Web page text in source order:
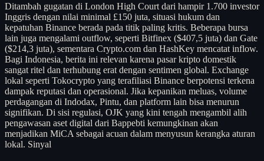
Ditambah gugatan di London High Court dari hampir 1.700 investor
Inggris dengan nilai minimal £150 juta, situasi hukum dan
kepatuhan Binance berada pada titik paling kritis. Beberapa bursa
lain juga mengalami outflow, seperti Bitfinex ($407,5 juta) dan Gate
($214,3 juta), sementara Crypto.com dan HashKey mencatat inflow.
Bagi Indonesia, berita ini relevan karena pasar kripto domestik
sangat ritel dan terhubung erat dengan sentimen global. Exchange
lokal seperti Tokocrypto yang terafiliasi Binance berpotensi terkena
dampak reputasi dan operasional. Jika kepanikan meluas, volume
perdagangan di Indodax, Pintu, dan platform lain bisa menurun
signifikan. Di sisi regulasi, OJK yang kini tengah mengambil alih
pengawasan aset digital dari Bappebti kemungkinan akan
menjadikan MiCA sebagai acuan dalam menyusun kerangka aturan
lokal. Sinyal